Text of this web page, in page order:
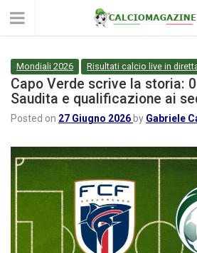
Mondiali 2026 Risultati calcio live in
Capo Verde scrive la storia:
Saudita e qualificazione ai
Posted on 27 Giugno 2026 by Gabriele